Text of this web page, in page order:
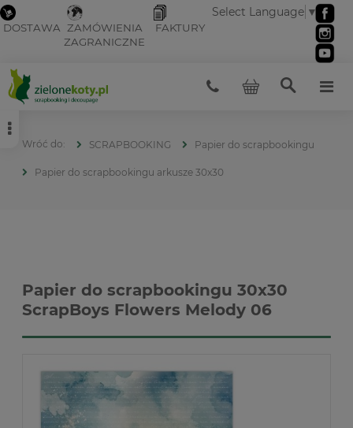
DOSTAWA ZAMÓWIENIA
ZAGRANICZNE
FAKTURY
Select Language ▼
SCRAPBOOKING Papier do scrapbookingu
Papier do scrapbookingu arkusze 30x30
Papier do scrapbookingu 30x30
ScrapBoys Flowers Melody 06